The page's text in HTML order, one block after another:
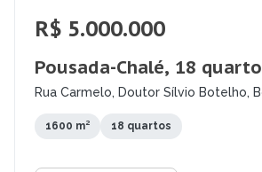
R$ 5.000.000
Pousada-Chalé, 18
Rua Carmelo, Doutor Sílvio Botelho,
1600 m² 18 quartos